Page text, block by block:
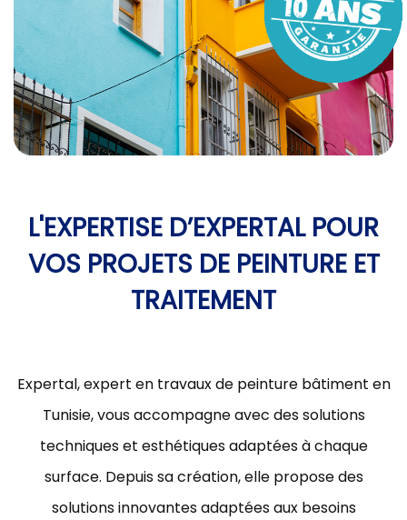
L'EXPERTISE D’EXPERTAL POUR
VOS PROJETS DE PEINTURE ET
TRAITEMENT
Expertal, expert en travaux de peinture bâtiment en
Tunisie, vous accompagne avec des solutions
techniques et esthétiques adaptées à chaque
surface. Depuis sa création, elle propose des
solutions innovantes adaptées aux besoins